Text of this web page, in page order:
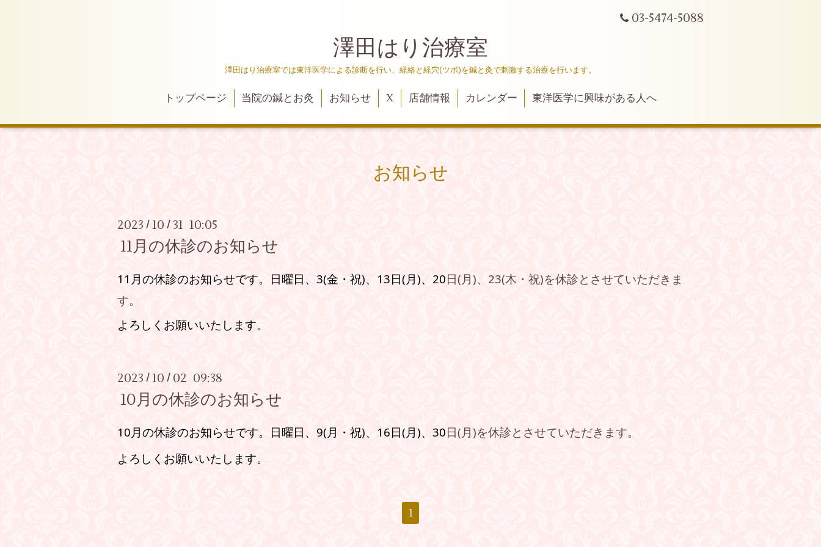
03-5474-5088
澤田はり治療室
澤田はり治療室では東洋医学による診断を行い、経絡と経穴(ツボ)を鍼と灸で刺激する治療を行います。
トップページ 当院の鍼とお灸 お知らせ X 店舗情報 カレンダー 東洋医学に興味がある人へ
お知らせ
2023 / 10 / 31 10:05
11月の休診のお知らせ
11月の休診のお知らせです。 日曜日、3(金・祝)、13日(月)、20日(月)、23(木・祝)を休診とさせていただきま
す。
よろしくお願いいたします。
2023 / 10 / 02 09:38
10月の休診のお知らせ
10月の休診のお知らせです。 日曜日、9(月・祝)、16日(月)、30日(月)を休診とさせていただきます。
よろしくお願いいたします。
1